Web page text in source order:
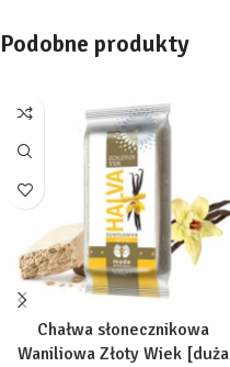
Podobne produkty
Chałwa słonecznikowa
Waniliowa Złoty Wiek [duża